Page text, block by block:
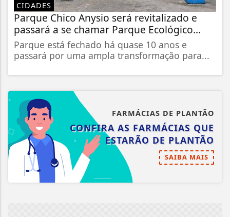
CIDADES
Parque Chico Anysio será revitalizado e
passará a se chamar Parque Ecológico...
Parque está fechado há quase 10 anos e
passará por uma ampla transformação para...
FARMÁCIAS DE PLANTÃO
CONFIRA AS FARMÁCIAS QUE
ESTARÃO DE PLANTÃO
SAIBA MAIS